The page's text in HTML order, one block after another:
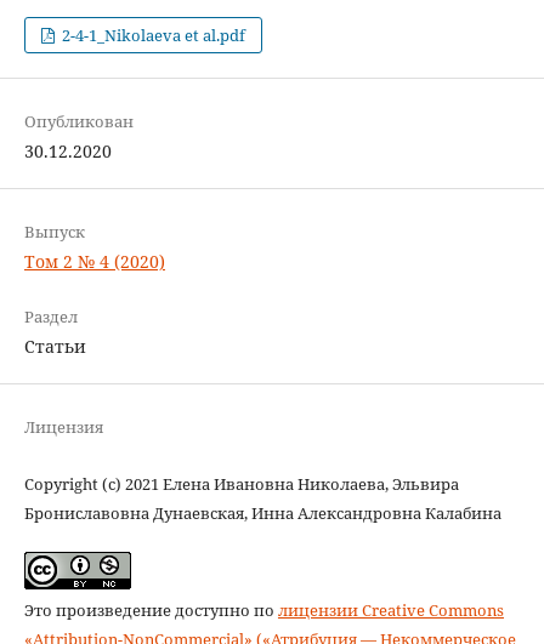
2-4-1_Nikolaeva et al.pdf
Опубликован
30.12.2020
Выпуск
Том 2 № 4 (2020)
Раздел
Статьи
Лицензия
Copyright (c) 2021 Eлена Ивановна Николаева, Эльвира
Брониславовна Дунаевская, Инна Александровна Калабина
Это произведение доступно по лицензии Creative Commons
«Attribution-NonCommercial» («Атрибуция — Некоммерческое